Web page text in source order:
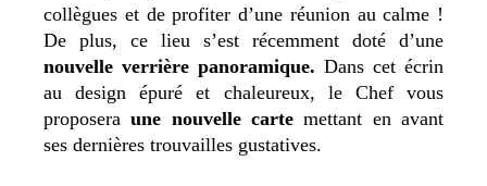
collègues et de profiter d’une réunion au calme !
De plus, ce lieu s’est récemment doté d’une
nouvelle verrière panoramique. Dans cet écrin
au design épuré et chaleureux, le Chef vous
proposeraune nouvelle carte mettant en avant
ses dernières trouvailles gustatives.